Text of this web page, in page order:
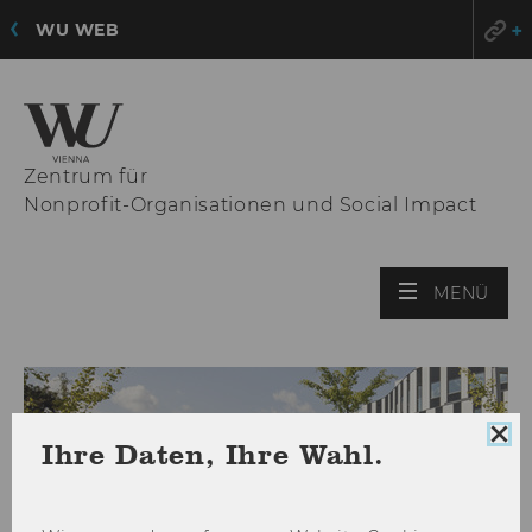
WU WEB
Zentrum für
Nonprofit-Organisationen und Social Impact
MENÜ
Ihre Daten, Ihre Wahl.